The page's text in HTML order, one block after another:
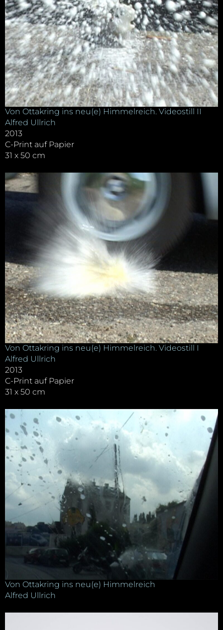
Von Ottakring ins neu(e) Himmelreich. Videostill II
Alfred Ullrich
2013
C-Print auf Papier
31 x 50 cm
Von Ottakring ins neu(e) Himmelreich. Videostill I
Alfred Ullrich
2013
C-Print auf Papier
31 x 50 cm
Von Ottakring ins neu(e) Himmelreich
Alfred Ullrich